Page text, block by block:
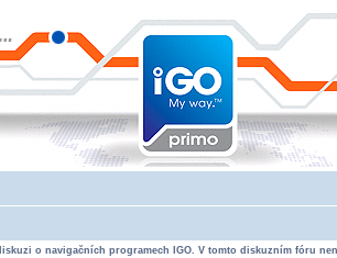
o navigačních programech IGO. V tomto diskuzním fóru